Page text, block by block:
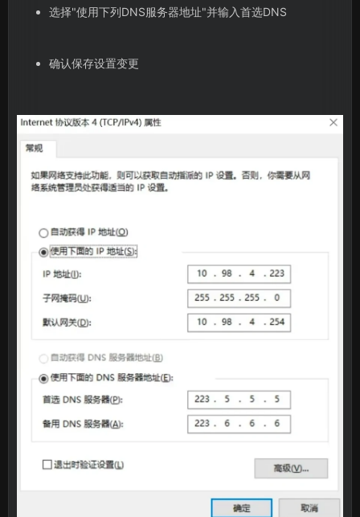
选择"使用下列DNS服务器地址"并输入首选DNS
确认保存设置变更